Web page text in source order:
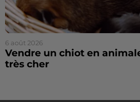
6 août 2026
Vendre un chiot en
très cher